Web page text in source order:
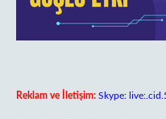
Reklam ve İletişim: Skype: